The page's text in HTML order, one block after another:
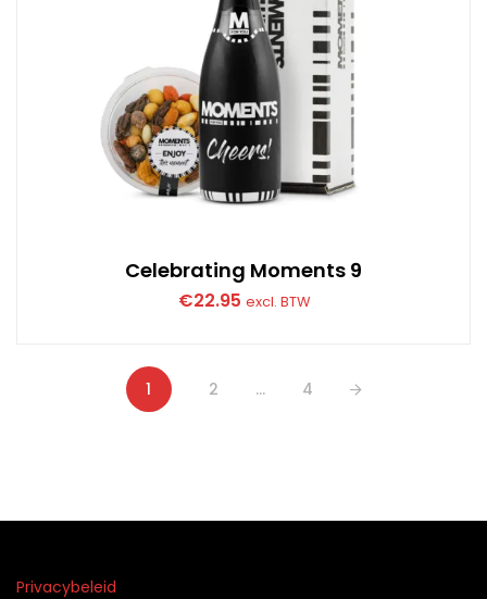
Celebrating Moments 9
€22.95 excl. BTW
1 2 … 4
Privacybeleid